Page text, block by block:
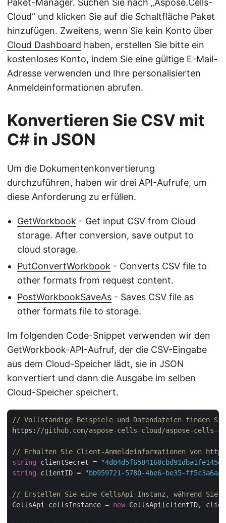
Paket-Manager. Suchen Sie nach „Aspose.Cells-
Cloud“ und klicken Sie auf die Schaltfläche Paket
hinzufügen. Zweitens, wenn Sie kein Konto über
Cloud Dashboard haben, erstellen Sie bitte ein
kostenloses Konto, indem Sie eine gültige E-Mail-
Adresse verwenden und Ihre personalisierten
Anmeldeinformationen abrufen.
Konvertieren Sie CSV mit
C# in JSON
Um die Dokumentenkonvertierung
durchzuführen, haben wir drei API-Aufrufe, um
diese Anforderung zu erfüllen.
GetWorkbook - Get input CSV from Cloud
storage. After conversion, save output to
cloud storage.
PutConvertWorkbook - Converts CSV file to
other formats from request content.
PostWorkbookSaveAs - Saves CSV file as
other formats file to storage.
Im folgenden Code-Snippet verwenden wir den
GetWorkbook-API-Aufruf, der die CSV-Eingabe
aus dem Cloud-Speicher lädt, sie in JSON
konvertiert und dann die Ausgabe im selben
Cloud-Speicher speichert.
// Vollständige Beispiele und Datendateien finden
https: //github.com/aspose-cells-cloud/aspose-cells-
// Erhalten Sie Client-Anmeldeinformationen von
string clientSecret =
string clientID = "bb959721-5780-4be6-be35-
// Erstellen Sie eine CellsApi-Instanz, während Sie
CellsApi cellsInstance = new CellsApi(clientID,